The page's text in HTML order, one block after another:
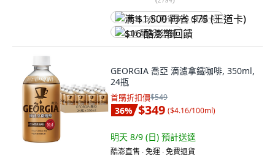
满 $1,500 再省 $75 (王道卡)
$16 酷澎幣回饋
GEORGIA 喬亞 滴濾拿鐵咖啡, 350ml,
24瓶
首購折扣價$549
36% $349 ($4.16/100ml)
明天 8/9 (日) 預計送達
酷澎直售 ∙ 免運 ∙ 免費退貨